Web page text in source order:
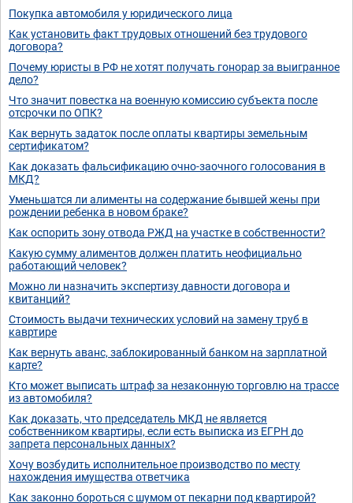
Покупка автомобиля у юридического лица
Как установить факт трудовых отношений без трудового
договора?
Почему юристы в РФ не хотят получать гонорар за выигранное
дело?
Что значит повестка на военную комиссию субъекта после
отсрочки по ОПК?
Как вернуть задаток после оплаты квартиры земельным
сертификатом?
Как доказать фальсификацию очно-заочного голосования в
МКД?
Уменьшатся ли алименты на содержание бывшей жены при
рождении ребенка в новом браке?
Как оспорить зону отвода РЖД на участке в собственности?
Какую сумму алиментов должен платить неофициально
работающий человек?
Можно ли назначить экспертизу давности договора и
квитанций?
Стоимость выдачи технических условий на замену труб в
кавртире
Как вернуть аванс, заблокированный банком на зарплатной
карте?
Кто может выписать штраф за незаконную торговлю на трассе
из автомобиля?
Как доказать, что председатель МКД не является
собственником квартиры, если есть выписка из ЕГРН до
запрета персональных данных?
Хочу возбудить исполнительное производство по месту
нахождения имущества ответчика
Как законно бороться с шумом от пекарни под квартирой?